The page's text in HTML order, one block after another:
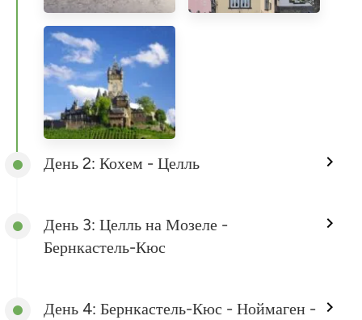
День 2: Кохем - Целль
День 3: Целль на Мозеле -
Бернкастель-Кюс
День 4: Бернкастель-Кюс - Ноймаген -